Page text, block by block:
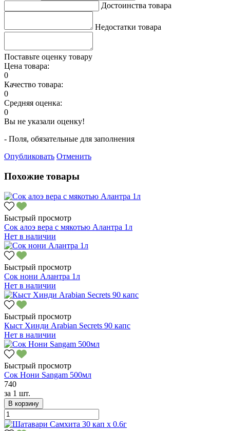
Достоинства товара
Недостатки товара
Поставьте оценку товару
Цена товара:
0
Качество товара:
0
Средняя оценка:
0
Вы не указали оценку!
- Поля, обязательные для заполнения
Опубликовать Отменить
Похожие товары
Быстрый просмотр
Сок алоэ вера с мякотью Алантра 1л
Нет в наличии
Быстрый просмотр
Сок нони Алантра 1л
Нет в наличии
Быстрый просмотр
Кыст Хинди Arabian Secrets 90 капс
Нет в наличии
Быстрый просмотр
Сок Нони Sangam 500мл
740
за 1 шт.
В корзину